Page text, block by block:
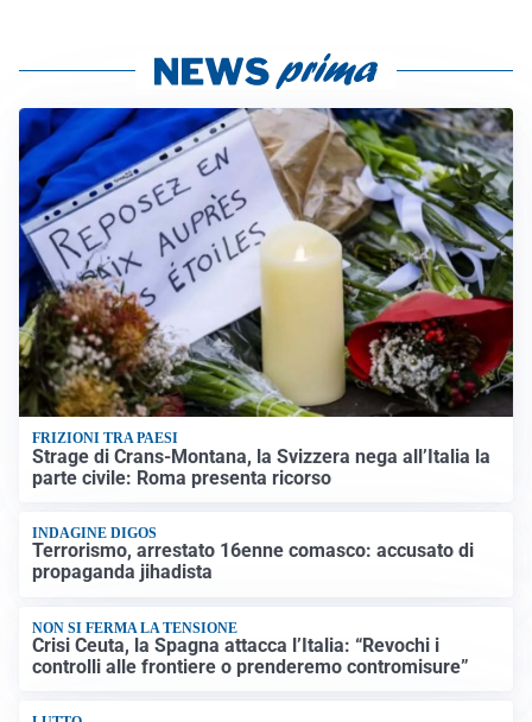
FRIZIONI TRA PAESI
Strage di Crans-Montana, la Svizzera nega all’Italia la
parte civile: Roma presenta ricorso
INDAGINE DIGOS
Terrorismo, arrestato 16enne comasco: accusato di
propaganda jihadista
NON SI FERMA LA TENSIONE
Crisi Ceuta, la Spagna attacca l’Italia: “Revochi i
controlli alle frontiere o prenderemo contromisure”